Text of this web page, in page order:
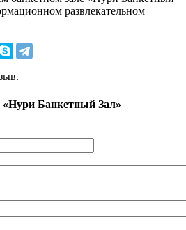
развлекательном
Банкетный Зал»